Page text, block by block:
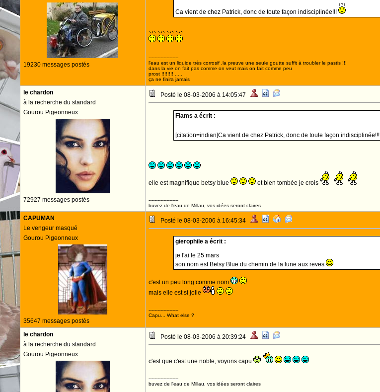
19230 messages postés
Ca vient de chez Patrick, donc de toute façon indisciplinée!!!
--------------------
l'eau est un liquide très corrosif ,la preuve une seule goutte suffit à troubler le pastis !!!
dans la vie on fait pas comme on veut mais on fait comme peu
prost !!!!!!!! .....
ça ne finira jamais
le chardon
à la recherche du standard
Gourou Pigeonneux
72927 messages postés
Posté le 08-03-2006 à 14:05:47
Flams a écrit :
[citation=indian]Ca vient de chez Patrick, donc de toute façon indisciplinée!!!
elle est magnifique betsy blue et bien tombée je crois
--------------------
buvez de l'eau de Millau, vos idées seront claires
CAPUMAN
Le vengeur masqué
Gourou Pigeonneux
35647 messages postés
Posté le 08-03-2006 à 16:45:34
gierophile a écrit :
je l'ai le 25 mars
son nom est Betsy Blue du chemin de la lune aux reves
c'est un peu long comme nom
mais elle est si jolie
--------------------
Capu... What else ?
le chardon
à la recherche du standard
Gourou Pigeonneux
Posté le 08-03-2006 à 20:39:24
c'est que c'est une noble, voyons capu
--------------------
buvez de l'eau de Millau, vos idées seront claires